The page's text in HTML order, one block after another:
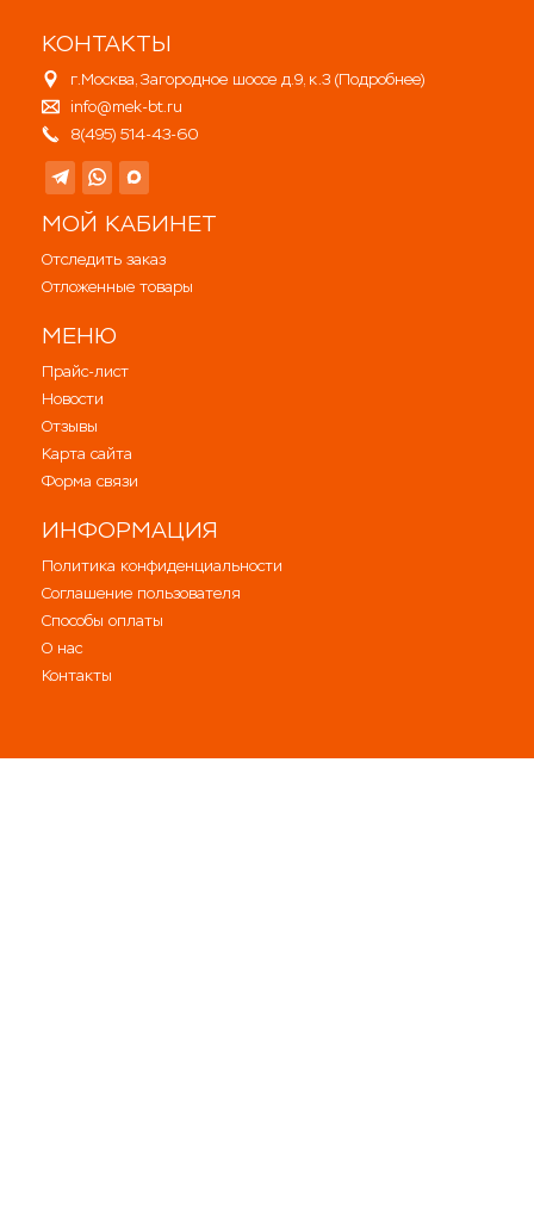
КОНТАКТЫ
г.Москва, Загородное шоссе д.9, к.3 (Подробнее)
info@mek-bt.ru
8(495) 514-43-60
МОЙ КАБИНЕТ
Отследить заказ
Отложенные товары
МЕНЮ
Прайс-лист
Новости
Отзывы
Карта сайта
Форма связи
ИНФОРМАЦИЯ
Политика конфиденциальности
Соглашение пользователя
Способы оплаты
О нас
Контакты